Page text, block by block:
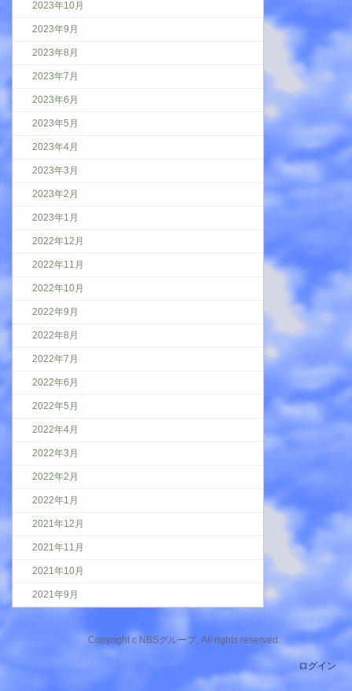
2023年10月
2023年9月
2023年8月
2023年7月
2023年6月
2023年5月
2023年4月
2023年3月
2023年2月
2023年1月
2022年12月
2022年11月
2022年10月
2022年9月
2022年8月
2022年7月
2022年6月
2022年5月
2022年4月
2022年3月
2022年2月
2022年1月
2021年12月
2021年11月
2021年10月
2021年9月
Copyright c NBSグループ, All rights reserved.
ログイン